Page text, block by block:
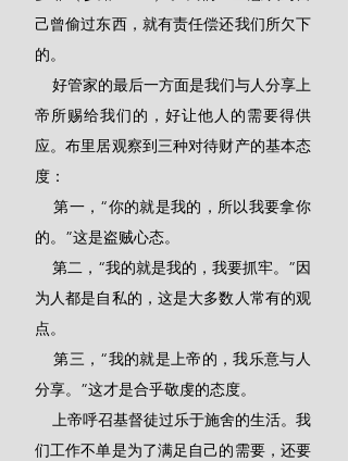
己曾偷过东西，就有责任偿还我们所欠下
的。
帝所赐给我们的，好让他人的需要得供
应。布里居观察到三种对待财产的基本态
度：
    第一，“你的就是我的，所以我要拿你
的。”这是盗贼心态。
为人都是自私的，这是大多数人常有的观
点。
    第三，“我的就是上帝的，我乐意与人
分享。”这才是合乎敬虔的态度。
们工作不单是为了满足自己的需要，还要